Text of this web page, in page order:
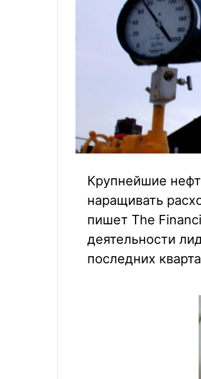
Крупнейшие
наращивать
пишет The
деятельности
последних